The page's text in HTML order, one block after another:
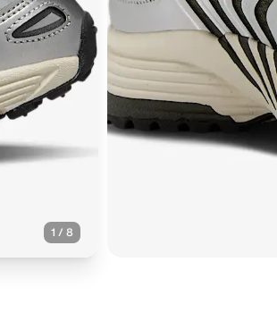
1 / 8